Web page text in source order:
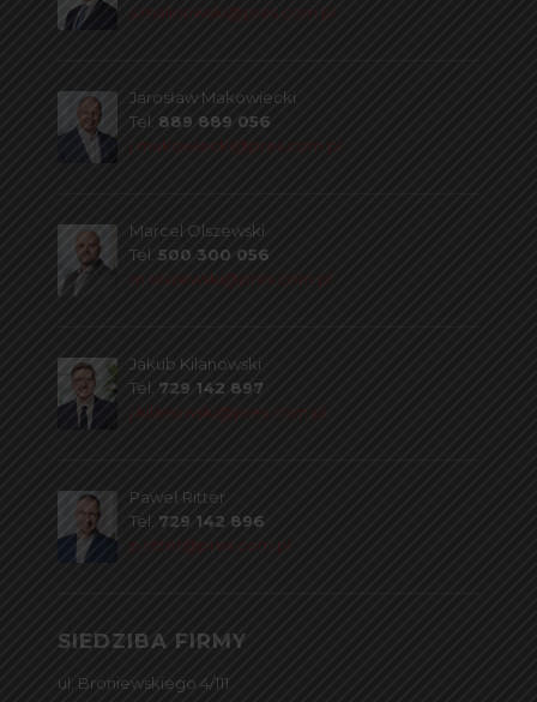
SIEDZIBA FIRMY
ul. Broniewskiego 4/111
s.malinowski@pres.com.pl
Jarosław Makowiecki
Tel. 889 889 056
j.makowiecki@pres.com.pl
Marcel Olszewski
Tel. 500 300 056
m.olszewski@pres.com.pl
Jakub Kilanowski
Tel. 729 142 897
j.kilanowski@pres.com.pl
Paweł Ritter
Tel. 729 142 896
p.ritter@pres.com.pl